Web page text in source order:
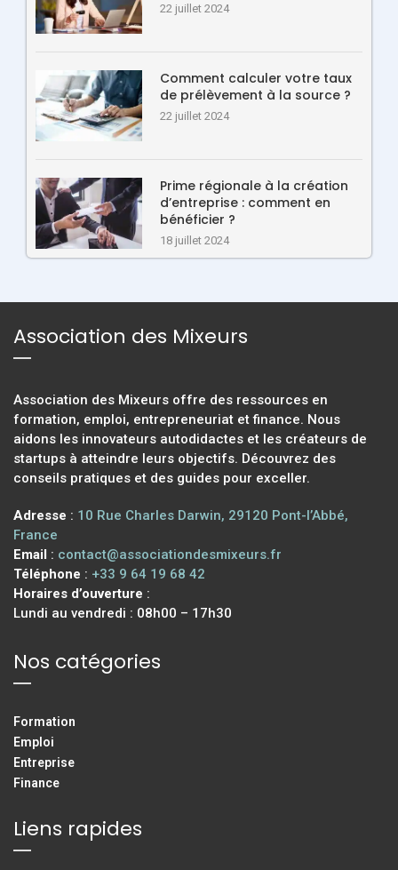
22 juillet 2024
Comment calculer votre taux
de prélèvement à la source ?
22 juillet 2024
Prime régionale à la création
d’entreprise : comment en
bénéficier ?
18 juillet 2024
Association des Mixeurs
Association des Mixeurs offre des ressources en
formation, emploi, entrepreneuriat et finance. Nous
aidons les innovateurs autodidactes et les créateurs de
startups à atteindre leurs objectifs. Découvrez des
conseils pratiques et des guides pour exceller.
Adresse : 10 Rue Charles Darwin, 29120 Pont-l’Abbé,
France
Email : contact@associationdesmixeurs.fr
Téléphone : +33 9 64 19 68 42
Horaires d’ouverture :
Lundi au vendredi : 08h00 – 17h30
Nos catégories
Formation
Emploi
Entreprise
Finance
Liens rapides